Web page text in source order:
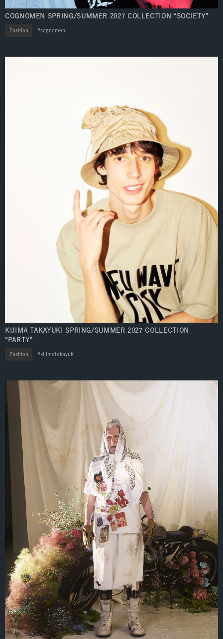
COGNOMEN SPRING/SUMMER 2027 COLLECTION “SOCIETY”
Fashion cognomen
KIJIMA TAKAYUKI SPRING/SUMMER 2027 COLLECTION
“PARTY”
Fashion kijimatakayuki